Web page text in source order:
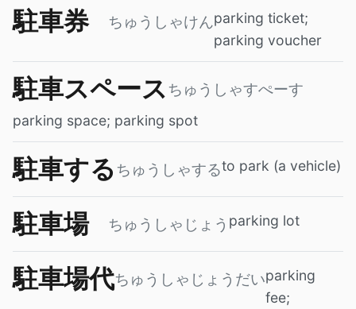
駐車券 ちゅうしゃけんparking ticket;
parking voucher
駐車スペースちゅうしゃすぺーす
parking space; parking spot
駐車する ちゅうしゃするto park (a vehicle)
駐車場 ちゅうしゃじょう parking lot
駐車場代ちゅうしゃじょうだいparking
fee;